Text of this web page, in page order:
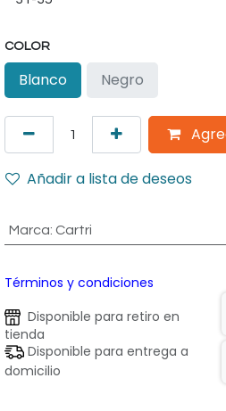
COLOR
Blanco Negro
Añadir a lista de deseos
Marca: Cartri
Términos y condiciones
Disponible para retiro en
tienda
Disponible para entrega a
domicilio